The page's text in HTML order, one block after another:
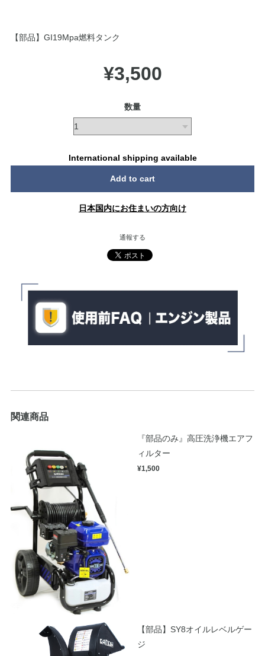
【部品】GI19Mpa燃料タンク
¥3,500
数量
International shipping available
Add to cart
日本国内にお住まいの方向け
通報する
関連商品
『部品のみ』高圧洗浄機エアフ
ィルター
¥1,500
【部品】SY8オイルレベルゲー
ジ